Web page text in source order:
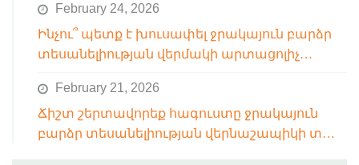
միջակայքը
February 24, 2026
Ինչու՞ պետք է խուսափել ջրակայուն բարձր
տեսանելիության վերմակի արտացոլիչ
February 21, 2026
Ճիշտ շերտավորեք հագուստը ջրակայուն
բարձր տեսանելիության վերնաշապիկի տակ՝